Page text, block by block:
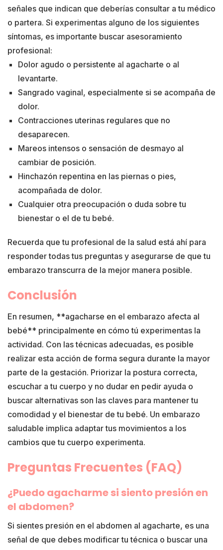
señales que indican que deberías consultar a tu médico
o partera. Si experimentas alguno de los siguientes
síntomas, es importante buscar asesoramiento
profesional:
Dolor agudo o persistente al agacharte o al
levantarte.
Sangrado vaginal, especialmente si se acompaña de
dolor.
Contracciones uterinas regulares que no
desaparecen.
Mareos intensos o sensación de desmayo al
cambiar de posición.
Hinchazón repentina en las piernas o pies,
acompañada de dolor.
Cualquier otra preocupación o duda sobre tu
bienestar o el de tu bebé.
Recuerda que tu profesional de la salud está ahí para
responder todas tus preguntas y asegurarse de que tu
embarazo transcurra de la mejor manera posible.
Conclusión
En resumen, **agacharse en el embarazo afecta al
bebé** principalmente en cómo tú experimentas la
actividad. Con las técnicas adecuadas, es posible
realizar esta acción de forma segura durante la mayor
parte de la gestación. Priorizar la postura correcta,
escuchar a tu cuerpo y no dudar en pedir ayuda o
buscar alternativas son las claves para mantener tu
comodidad y el bienestar de tu bebé. Un embarazo
saludable implica adaptar tus movimientos a los
cambios que tu cuerpo experimenta.
Preguntas Frecuentes (FAQ)
¿Puedo agacharme si siento presión en
el abdomen?
Si sientes presión en el abdomen al agacharte, es una
señal de que debes modificar tu técnica o buscar una